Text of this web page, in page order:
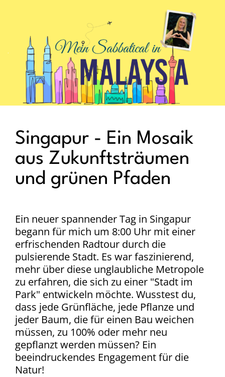
.
Singapur - Ein Mosaik
aus Zukunftsträumen
und grünen Pfaden
Ein neuer spannender Tag in Singapur
begann für mich um 8:00 Uhr mit einer
erfrischenden Radtour durch die
pulsierende Stadt. Es war faszinierend,
mehr über diese unglaubliche Metropole
zu erfahren, die sich zu einer "Stadt im
Park" entwickeln möchte. Wusstest du,
dass jede Grünfläche, jede Pflanze und
jeder Baum, die für einen Bau weichen
müssen, zu 100% oder mehr neu
gepflanzt werden müssen? Ein
beeindruckendes Engagement für die
Natur!